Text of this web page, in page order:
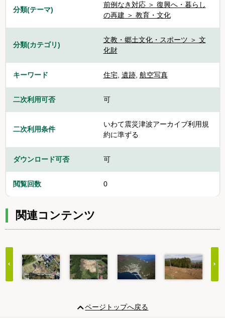
分類(テーマ)
前例なき対応 ＞ 復興へ・暮らし
の再建 ＞ 教育・文化
分類(カテゴリ)
文教・郷土文化・スポーツ ＞ 文
化財
キーワード 住宅, 遺跡, 航空写真
二次利用可否 可
二次利用条件
いわて震災津波アーカイブ利用規
約に準ずる
ダウンロード可否 可
閲覧回数 0
関連コンテンツ
9
ページトップへ戻る